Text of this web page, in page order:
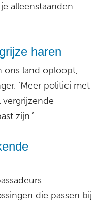
alleenstaanden
haren
ons land oploopt,
‘Meer politici met
zijn.’
die passen bij